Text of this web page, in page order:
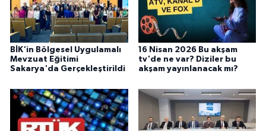
BİK'in Bölgesel Uygulamalı
Mevzuat Eğitimi
Sakarya'da Gerçekleştirildi
16 Nisan 2026 Bu akşam
tv'de ne var? Diziler bu
akşam yayınlanacak mı?